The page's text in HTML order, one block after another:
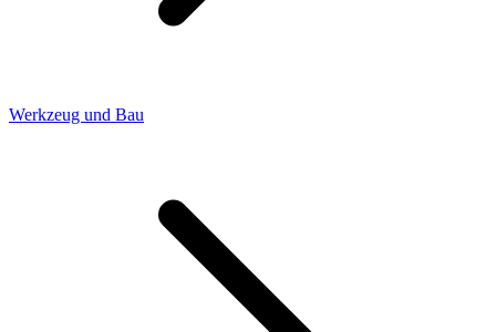
Werkzeug und Bau